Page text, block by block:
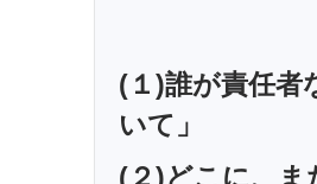
(１)誰が責任者
いて」
(２)どこに、ま